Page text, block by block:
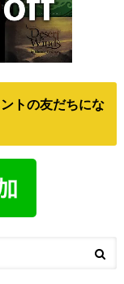
トの友だちにな